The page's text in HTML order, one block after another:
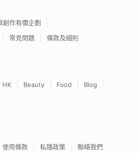
創作有價企劃
常見問題 條款及細則
HK Beauty Food
Blog
使用條款 私隱政策 聯絡我們